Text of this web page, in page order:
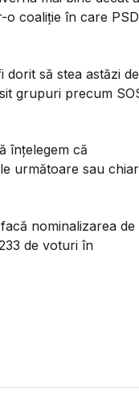
coaliție în care
să stea astăzi de
grupuri precum
înțelegem că
următoare sau chiar
nominalizarea de
de voturi în